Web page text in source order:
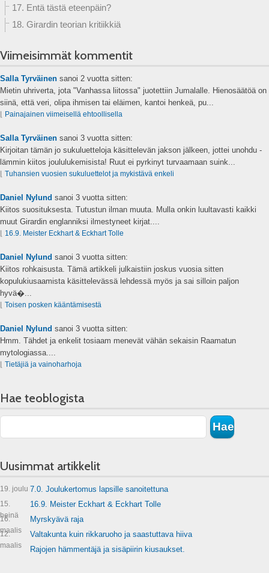
17. Entä tästä eteenpäin?
18. Girardin teorian kritiikkiä
Viimeisimmät kommentit
Salla Tyrväinen sanoi 2 vuotta sitten:
Mietin uhriverta, jota "Vanhassa liitossa" juotettiin Jumalalle. Hienosäätöä on
siinä, että veri, olipa ihmisen tai eläimen, kantoi henkeä, pu...
⌊ Painajainen viimeisellä ehtoollisella
Salla Tyrväinen sanoi 3 vuotta sitten:
Kirjoitan tämän jo sukuluetteloja käsittelevän jakson jälkeen, jottei unohdu -
lämmin kiitos joululukemisista! Ruut ei pyrkinyt turvaamaan suink...
⌊ Tuhansien vuosien sukuluettelot ja mykistävä enkeli
Daniel Nylund sanoi 3 vuotta sitten:
Kiitos suosituksesta. Tutustun ilman muuta. Mulla onkin luultavasti kaikki
muut Girardin englanniksi ilmestyneet kirjat....
⌊ 16.9. Meister Eckhart & Eckhart Tolle
Daniel Nylund sanoi 3 vuotta sitten:
Kiitos rohkaisusta. Tämä artikkeli julkaistiin joskus vuosia sitten
kopulukiusaamista käsittelevässä lehdessä myös ja sai silloin paljon
hyvä�...
⌊ Toisen posken kääntämisestä
Daniel Nylund sanoi 3 vuotta sitten:
Hmm. Tähdet ja enkelit tosiaam menevät vähän sekaisin Raamatun
mytologiassa....
⌊ Tietäjiä ja vainoharhoja
Hae teoblogista
Uusimmat artikkelit
19. joulu 7.0. Joulukertomus lapsille sanoitettuna
15.
heinä
16.9. Meister Eckhart & Eckhart Tolle
16.
maalis
Myrskyävä raja
12.
maalis
Valtakunta kuin rikkaruoho ja saastuttava hiiva
Rajojen hämmentäjä ja sisäpiirin kiusaukset.